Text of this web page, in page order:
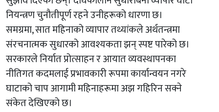
नियन्त्रण चुनौतीपूर्ण रहने उनीहरूको धारणा छ।
समग्रमा, सात महिनाको व्यापार तथ्यांकले अर्थतन्त्रमा
संरचनात्मक सुधारको आवश्यकता झन् स्पष्ट पारेको छ।
सरकारले निर्यात प्रोत्साहन र आयात व्यवस्थापनका
नीतिगत कदमलाई प्रभावकारी रूपमा कार्यान्वयन नगरे
घाटाको चाप आगामी महिनाहरूमा अझ गहिरिन सक्ने
संकेत देखिएको छ।